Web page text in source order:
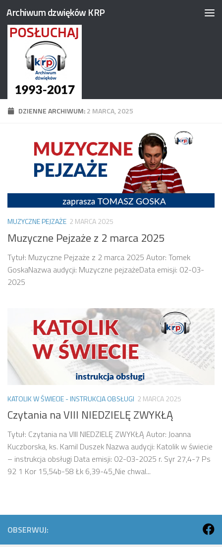
Przejdź do treści
Archiwum dzwięków KRP
DZIENNE ARCHIWUM:2 MARCA, 2025
MUZYCZNE PEJZAŻE 2 MARCA 2025
Muzyczne Pejzaże z 2 marca 2025
Tytuł: Muzyczne Pejzaże z 2 marca 2025 Autor: Tomek
GoskaNazwa audycji: Muzyczne pejzażeData emisji: 02-03-
2025
KATOLIK W ŚWIECIE - INSTRUKCJA OBSŁUGI 2 MARCA 2025
Czytania na VIII NIEDZIELĘ ZWYKŁĄ
Tytuł: Czytania na VIII NIEDZIELĘ ZWYKŁĄ Autor: Joanna
Kuczborska, ks. Kamil Duszek Nazwa audycji: Katolik w świecie
– instrukcja obsługi Data emisji: 02-03-2025 r. Syr 27,4-7 Ps
92 1 Kor 15,54b-58 Łk 6,39-45„Nie chwal...
OBSERWUJ: